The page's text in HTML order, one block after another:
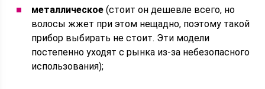
металлическое (стоит он дешевле всего, но
волосы жжет при этом нещадно, поэтому такой
прибор выбирать не стоит. Эти модели
постепенно уходят с рынка из-за небезопасного
использования);